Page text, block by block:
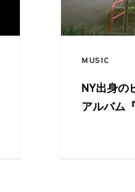
MUSIC
NY出身の
アルバム